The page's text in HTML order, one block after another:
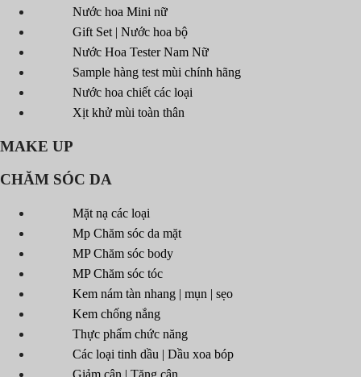
Nước hoa Mini nữ
Gift Set | Nước hoa bộ
Nước Hoa Tester Nam Nữ
Sample hàng test mùi chính hãng
Nước hoa chiết các loại
Xịt khử mùi toàn thân
MAKE UP
CHĂM SÓC DA
Mặt nạ các loại
Mp Chăm sóc da mặt
MP Chăm sóc body
MP Chăm sóc tóc
Kem nám tàn nhang | mụn | sẹo
Kem chống nắng
Thực phẩm chức năng
Các loại tinh dầu | Dầu xoa bóp